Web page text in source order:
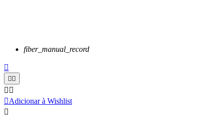
fiber_manual_record

 
 
Adicionar à Wishlist
